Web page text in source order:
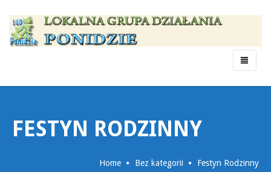
Menu
FESTYN RODZINNY
Home Bez kategorii Festyn Rodzinny